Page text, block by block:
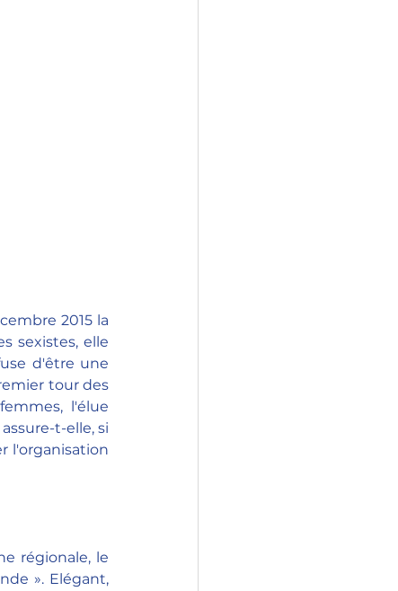
2015 la
sexistes, elle
d'être une
tour des
l'élue
t-elle, si
l'organisation
régionale, le
». Elégant,